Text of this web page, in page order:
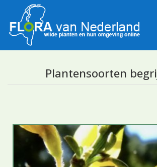
Determineren
Plantensoorten